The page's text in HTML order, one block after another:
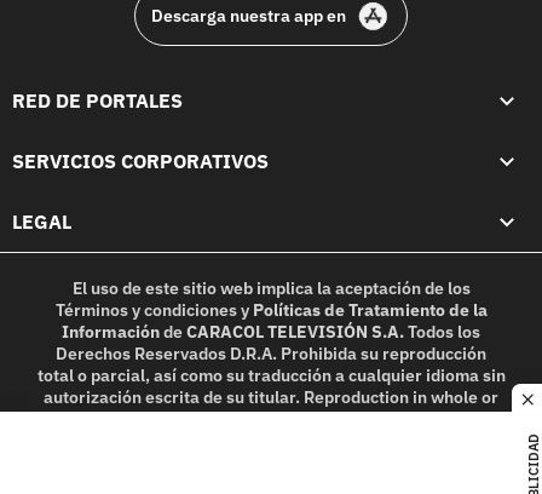
PUBLICIDAD
Descarga nuestra app en
RED DE PORTALES
SERVICIOS CORPORATIVOS
LEGAL
El uso de este sitio web implica la aceptación de los
Términos y condicionesy Políticas de Tratamiento de la
InformacióndeCARACOL TELEVISIÓN S.A.Todos los
Derechos Reservados D.R.A. Prohibida su reproducción
total o parcial, así como su traducción a cualquier idioma sin
autorización escrita de su titular. Reproduction in whole or